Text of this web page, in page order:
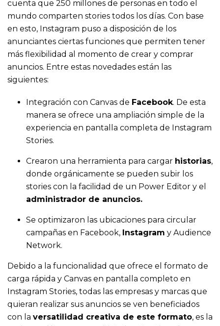
cuenta que 250 millones de personas en todo el
mundo comparten stories todos los días. Con base
en esto, Instagram puso a disposición de los
anunciantes ciertas funciones que permiten tener
más flexibilidad al momento de crear y comprar
anuncios. Entre estas novedades están las
siguientes:
Integración con Canvas de Facebook. De esta
manera se ofrece una ampliación simple de la
experiencia en pantalla completa de Instagram
Stories.
Crearon una herramienta para cargar historias,
donde orgánicamente se pueden subir los
stories con la facilidad de un Power Editor y el
administrador de anuncios.
Se optimizaron las ubicaciones para circular
campañas en Facebook, Instagram y Audience
Network.
Debido a la funcionalidad que ofrece el formato de
carga rápida y Canvas en pantalla completo en
Instagram Stories, todas las empresas y marcas que
quieran realizar sus anuncios se ven beneficiados
con la versatilidad creativa de este formato, es la